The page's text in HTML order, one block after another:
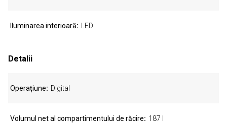
Iluminarea interioară LED
Detalii
Operațiune Digital
Volumul net al compartimentului de răcire 187 l